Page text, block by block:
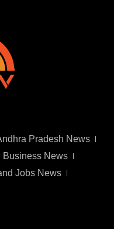
Pradesh News
Business News
Jobs News